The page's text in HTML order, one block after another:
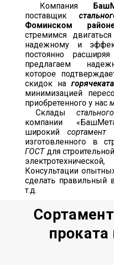
Компания
поставщик
Фоминском
стремимся
надежному и
постоянно
предлагаем
которое
скидок на
минимизацией
приобретенного у нас
Склады
компании
широкийсортамент
изготовленного в
ГОСТдля
Консультации
сделать правильный
т.д.